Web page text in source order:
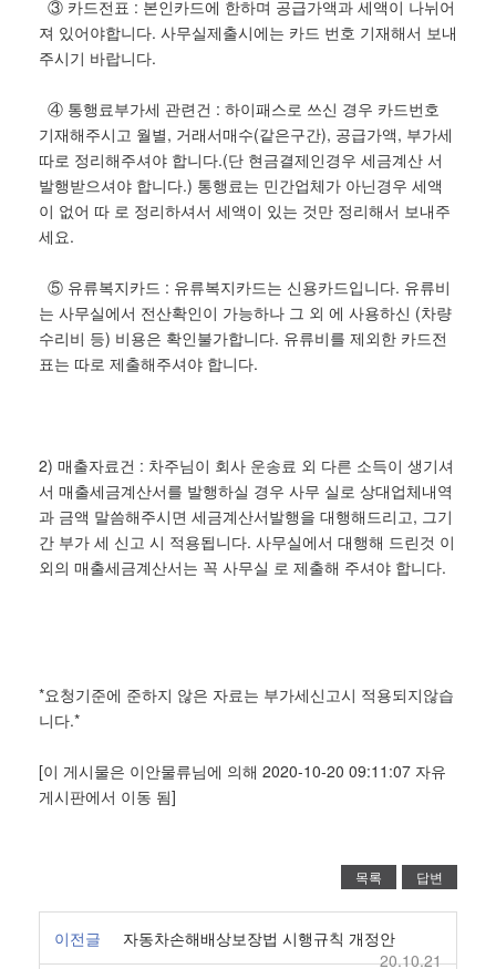
③ 카드전표 : 본인카드에 한하며 공급가액과 세액이 나뉘어
져 있어야합니다. 사무실제출시에는 카드 번호 기재해서 보내
주시기 바랍니다.
④ 통행료부가세 관련건 : 하이패스로 쓰신 경우 카드번호
기재해주시고 월별, 거래서매수(같은구간), 공급가액, 부가세
따로 정리해주셔야 합니다.(단 현금결제인경우 세금계산 서
발행받으셔야 합니다.) 통행료는 민간업체가 아닌경우 세액
이 없어 따 로 정리하셔서 세액이 있는 것만 정리해서 보내주
세요.
⑤ 유류복지카드 : 유류복지카드는 신용카드입니다. 유류비
는 사무실에서 전산확인이 가능하나 그 외 에 사용하신 (차량
수리비 등) 비용은 확인불가합니다. 유류비를 제외한 카드전
표는 따로 제출해주셔야 합니다.
2) 매출자료건 : 차주님이 회사 운송료 외 다른 소득이 생기셔
서 매출세금계산서를 발행하실 경우 사무 실로 상대업체내역
과 금액 말씀해주시면 세금계산서발행을 대행해드리고, 그기
간 부가 세 신고 시 적용됩니다. 사무실에서 대행해 드린것 이
외의 매출세금계산서는 꼭 사무실 로 제출해 주셔야 합니다.
*요청기준에 준하지 않은 자료는 부가세신고시 적용되지않습
니다.*
[이 게시물은 이안물류님에 의해 2020-10-20 09:11:07 자유
게시판에서 이동 됨]
목록 답변
이전글
자동차손해배상보장법 시행규칙 개정안
20.10.21